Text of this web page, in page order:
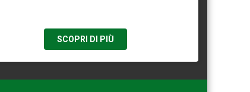
SCOPRI DI PIÙ